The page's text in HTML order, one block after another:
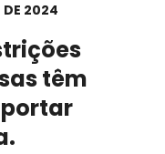
DE 2024
têm